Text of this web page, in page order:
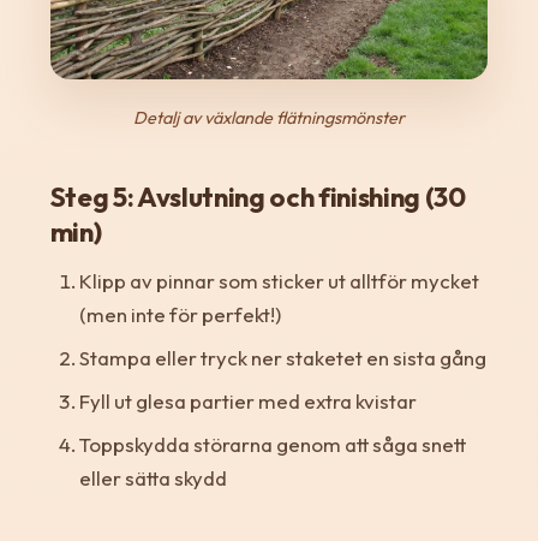
Detalj av växlande flätningsmönster
Steg 5: Avslutning och finishing (30
min)
Klipp av pinnar som sticker ut alltför mycket
(men inte för perfekt!)
Stampa eller tryck ner staketet en sista gång
Fyll ut glesa partier med extra kvistar
Toppskydda störarna genom att såga snett
eller sätta skydd